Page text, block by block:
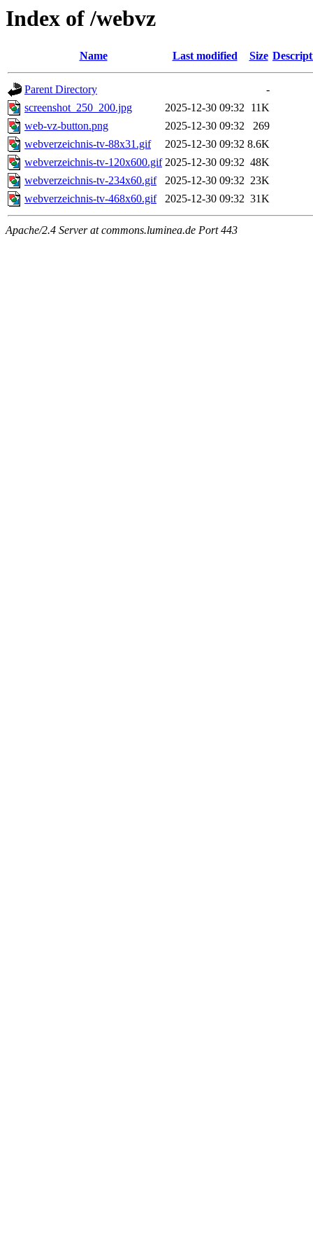
Index of /webvz
Name Last modified Size
Parent Directory
-
screenshot_250_200.jpg
2025-12-30 09:32 11K
web-vz-button.png
2025-12-30 09:32
269
webverzeichnis-tv-88x31.gif
2025-12-30 09:32 8.6K
webverzeichnis-tv-120x600.gif 2025-12-30 09:32 48K
webverzeichnis-tv-234x60.gif
2025-12-30 09:32 23K
webverzeichnis-tv-468x60.gif
2025-12-30 09:32 31K
Apache/2.4 Server at commons.luminea.de Port 443